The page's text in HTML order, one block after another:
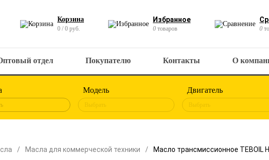
Корзина
0 / 0 руб.
Избранное
0 товаров 0
отдел Покупателю Контакты О
Модель
Выбрать
Двигатель
Выбрать
Масла для коммерческой техники Масло трансмиссионное TEBOIL